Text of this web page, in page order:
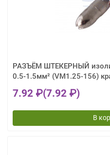
РАЗЪЁМ ШТЕКЕРНЫЙ
0.5-1.5мм² (VM1.25-156)
7.92 ₽(7.92 ₽)
В